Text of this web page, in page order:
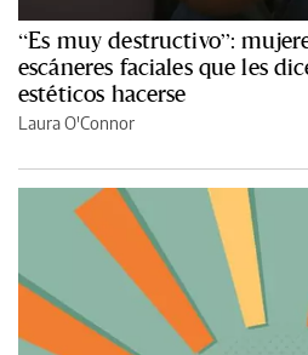
“Es muy destructivo”:
escáneres faciales que les
estéticos hacerse
Laura O'Connor